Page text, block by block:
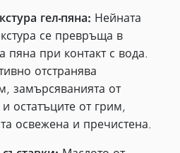
гел-пяна: Нейната
се превръща в
пяна при контакт с вода.
отстранява
замърсяванията от
остатъците от грим,
освежена и пречистена.